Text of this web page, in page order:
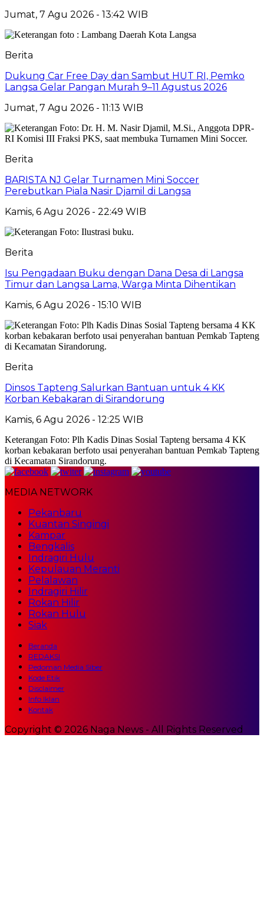
Jumat, 7 Agu 2026 - 13:42 WIB
Berita
Dukung Car Free Day dan Sambut HUT RI, Pemko
Langsa Gelar Pangan Murah 9–11 Agustus 2026
Jumat, 7 Agu 2026 - 11:13 WIB
Berita
BARISTA NJ Gelar Turnamen Mini Soccer
Perebutkan Piala Nasir Djamil di Langsa
Kamis, 6 Agu 2026 - 22:49 WIB
Berita
Isu Pengadaan Buku dengan Dana Desa di Langsa
Timur dan Langsa Lama, Warga Minta Dihentikan
Kamis, 6 Agu 2026 - 15:10 WIB
Berita
Dinsos Tapteng Salurkan Bantuan untuk 4 KK
Korban Kebakaran di Sirandorung
Kamis, 6 Agu 2026 - 12:25 WIB
Keterangan Foto: Plh Kadis Dinas Sosial Tapteng bersama 4 KK
korban kebakaran berfoto usai penyerahan bantuan Pemkab Tapteng
di Kecamatan Sirandorung.
MEDIA NETWORK
Pekanbaru
Kuantan Singingi
Kampar
Bengkalis
Indragiri Hulu
Kepulauan Meranti
Pelalawan
Indragiri Hilir
Rokan Hilir
Rokan Hulu
Siak
Beranda
REDAKSI
Pedoman Media Siber
Kode Etik
Disclaimer
Info Iklan
Kontak
Copyright © 2026 Naga News - All Rights Reserved